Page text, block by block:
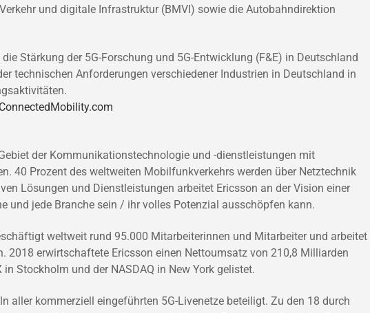
und digitale Infrastruktur (BMVI) sowie die Autobahndirektion
Stärkung der 5G-Forschung und 5G-Entwicklung (F&E) in Deutschland
technischen Anforderungen verschiedener Industrien in Deutschland in
der Kommunikationstechnologie und -dienstleistungen mit
40 Prozent des weltweiten Mobilfunkverkehrs werden über Netztechnik
Lösungen und Dienstleistungen arbeitet Ericsson an der Vision einer
und jede Branche sein / ihr volles Potenzial ausschöpfen kann.
weltweit rund 95.000 Mitarbeiterinnen und Mitarbeiter und arbeitet
2018 erwirtschaftete Ericsson einen Nettoumsatz von 210,8 Milliarden
in Stockholm und der NASDAQ in New York gelistet.
aller kommerziell eingeführten 5G-Livenetze beteiligt. Zu den 18 durch